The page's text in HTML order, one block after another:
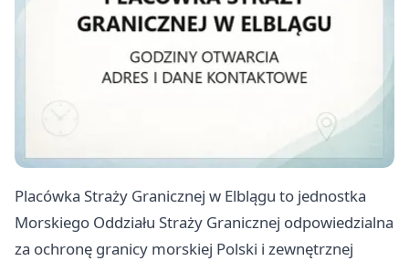
Placówka Straży Granicznej w Elblągu to jednostka
Morskiego Oddziału Straży Granicznej odpowiedzialna
za ochronę granicy morskiej Polski i zewnętrznej